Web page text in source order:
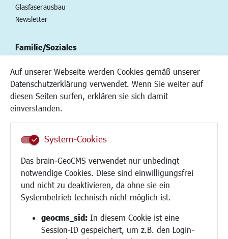
Auf unserer Webseite werden Cookies gemäß unserer
Datenschutzerklärung verwendet. Wenn Sie weiter auf
diesen Seiten surfen, erklären sie sich damit
einverstanden.
System-Cookies
Das brain-GeoCMS verwendet nur unbedingt
notwendige Cookies. Diese sind einwilligungsfrei
und nicht zu deaktivieren, da ohne sie ein
Systembetrieb technisch nicht möglich ist.
geocms_sid: In diesem Cookie ist eine
Session-ID gespeichert, um z.B. den Login-
Glasfaserausbau
Newsletter
Familie/Soziales
Kinderbetreuung
Kinder und Jugend
Institutionen für Familien
Frauen
Schule
Demokratie leben
Ukrainehilfe
Hilfe für Geflüchtete
Religion
Bauen/Umwelt/Mobilität